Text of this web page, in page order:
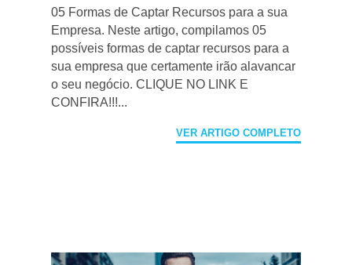
05 Formas de Captar Recursos para a sua
Empresa. Neste artigo, compilamos 05
possíveis formas de captar recursos para a
sua empresa que certamente irão alavancar
o seu negócio. CLIQUE NO LINK E
CONFIRA!!!...
VER ARTIGO COMPLETO